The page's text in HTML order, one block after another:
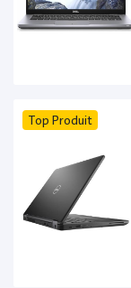
Top Produit